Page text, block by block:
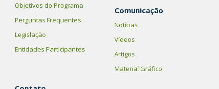
Objetivos do Programa
Perguntas Frequentes
Legislação
Entidades Participantes
Comunicação
Notícias
Vídeos
Artigos
Material Gráfico